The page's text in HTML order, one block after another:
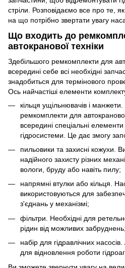
стріли. Розповідаємо все про те,
на що потрібно звертати увагу
Що входить до
автокранової техніки
Здебільшого ремкомплекти для
всередині себе всі необхідні
знадобиться для термінового
Ось найчастіші елементи
кільця ущільнювачів і манжети.
ремкомплекти для
всередині спеціальні
гідросистеми. Це дає змогу
пильовики та захисні кожухи.
надійного захисту різних
вологи, бруду або навіть пилу;
напрямні втулки або кільця.
використовуються для
з'єднань у механізмі;
фільтри. Необхідні для
рідин від можливих забруднень;
набір для гідравлічних
для відновлення роботи